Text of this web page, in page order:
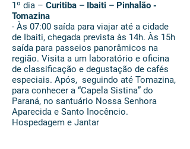
1º dia – Curitiba – Ibaiti – Pinhalão -
Tomazina
- Às 07:00 saída para viajar até a cidade
de Ibaiti, chegada prevista às 14h. Às 15h
saída para passeios panorâmicos na
região. Visita a um laboratório e oficina
de classificação e degustação de cafés
especiais. Após, seguindo até Tomazina,
para conhecer a “Capela Sistina” do
Paraná, no santuário Nossa Senhora
Aparecida e Santo Inocêncio.
Hospedagem e Jantar